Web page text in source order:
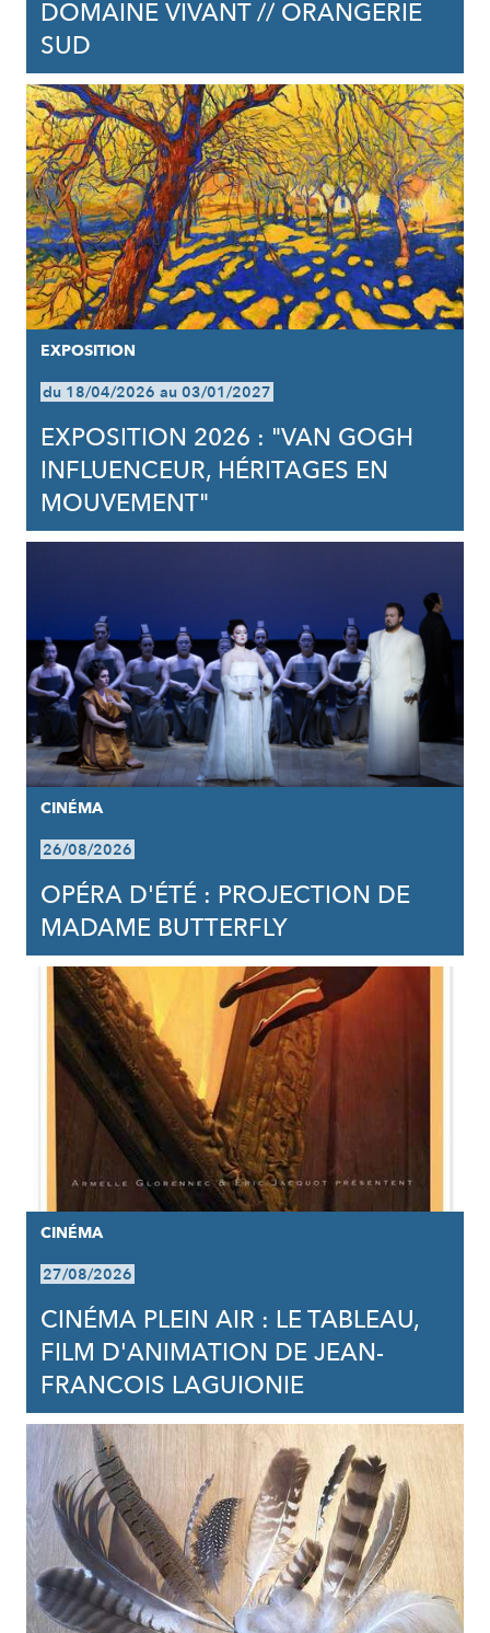
DOMAINE VIVANT // ORANGERIE
SUD
EXPOSITION
du 18/04/2026 au 03/01/2027
EXPOSITION 2026 : "VAN GOGH
INFLUENCEUR, HÉRITAGES EN
MOUVEMENT"
CINÉMA
26/08/2026
OPÉRA D'ÉTÉ : PROJECTION DE
MADAME BUTTERFLY
CINÉMA
27/08/2026
CINÉMA PLEIN AIR : LE TABLEAU,
FILM D'ANIMATION DE JEAN-
FRANCOIS LAGUIONIE